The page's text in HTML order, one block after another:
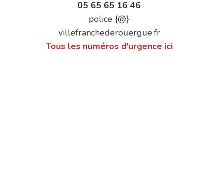
05 65 65 16 46
police {@}
villefranchederouergue.fr
Tous les numéros d'urgence ici